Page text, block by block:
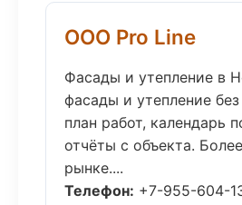
ООО Pro Line
Фасады и утепление в
фасады и утепление
план работ, календарь
отчёты с объекта.
рынке....
Телефон: +7-955-604-